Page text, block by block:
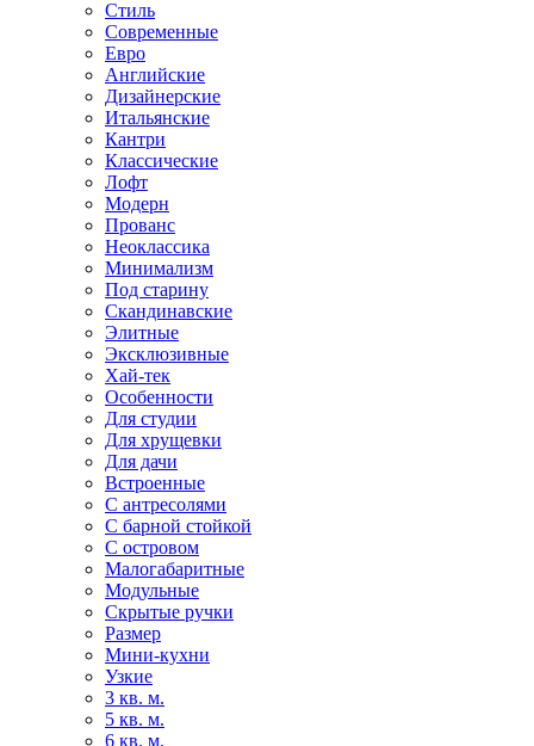
Стиль
Современные
Евро
Английские
Дизайнерские
Итальянские
Кантри
Классические
Лофт
Модерн
Прованс
Неоклассика
Минимализм
Под старину
Скандинавские
Элитные
Эксклюзивные
Хай-тек
Особенности
Для студии
Для хрущевки
Для дачи
Встроенные
С антресолями
С барной стойкой
С островом
Малогабаритные
Модульные
Скрытые ручки
Размер
Мини-кухни
Узкие
3 кв. м.
5 кв. м.
6 кв. м.